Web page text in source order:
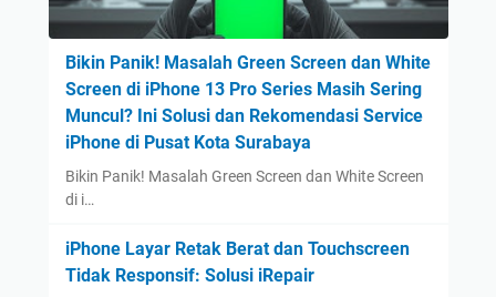
Bikin Panik! Masalah Green Screen dan White
Screen di iPhone 13 Pro Series Masih Sering
Muncul? Ini Solusi dan Rekomendasi Service
iPhone di Pusat Kota Surabaya
Bikin Panik! Masalah Green Screen dan White Screen
di i…
iPhone Layar Retak Berat dan Touchscreen
Tidak Responsif: Solusi iRepair